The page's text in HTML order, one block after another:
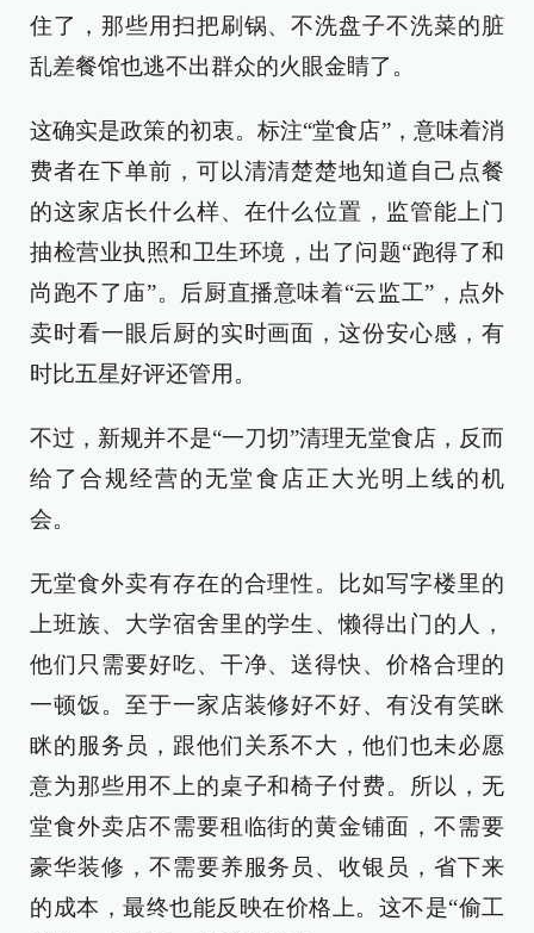
住了，那些用扫把刷锅、不洗盘子不洗菜的脏
乱差餐馆也逃不出群众的火眼金睛了。
这确实是政策的初衷。标注“堂食店”，意味着消
费者在下单前，可以清清楚楚地知道自己点餐
的这家店长什么样、在什么位置，监管能上门
抽检营业执照和卫生环境，出了问题“跑得了和
尚跑不了庙”。后厨直播意味着“云监工”，点外
卖时看一眼后厨的实时画面，这份安心感，有
时比五星好评还管用。
不过，新规并不是“一刀切”清理无堂食店，反而
给了合规经营的无堂食店正大光明上线的机
会。
无堂食外卖有存在的合理性。比如写字楼里的
上班族、大学宿舍里的学生、懒得出门的人，
他们只需要好吃、干净、送得快、价格合理的
一顿饭。至于一家店装修好不好、有没有笑眯
眯的服务员，跟他们关系不大，他们也未必愿
意为那些用不上的桌子和椅子付费。所以，无
堂食外卖店不需要租临街的黄金铺面，不需要
豪华装修，不需要养服务员、收银员，省下来
的成本，最终也能反映在价格上。这不是“偷工